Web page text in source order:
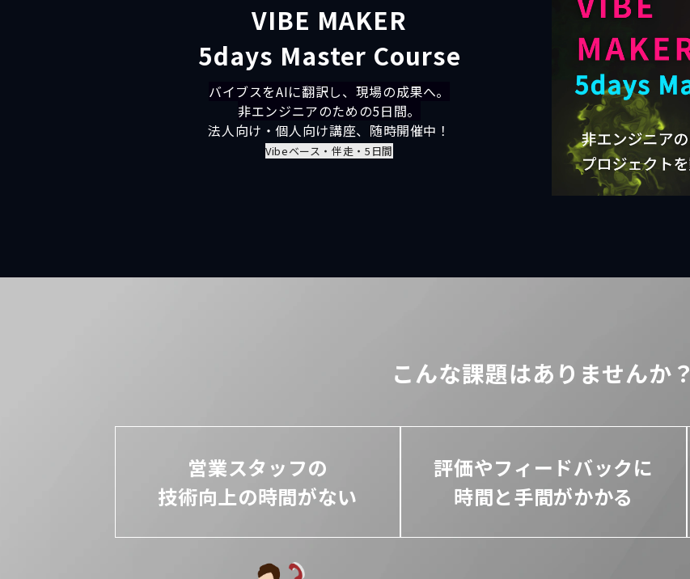
VIBE MAKER
5days Master Course
バイブスをAIに翻訳し、現場の成果へ。
非エンジニアのための5日間。
法人向け・個人向け講座、随時開催中！
Vibeベース・伴走・5日間
こんな課題はありませんか？
営業スタッフの
技術向上の時間がない
評価やフィードバックに
時間と手間がかかる